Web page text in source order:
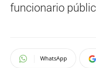
funcionario
WhatsApp